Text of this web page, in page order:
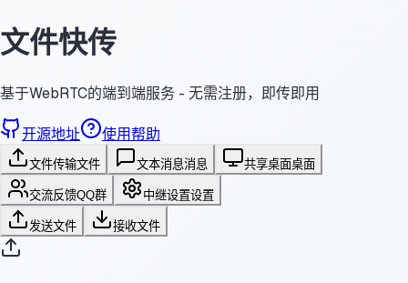
文件快传
基于WebRTC的端到端服务 - 无需注册，即传即用
开源地址 使用帮助
文件传输文件 文本消息消息 共享桌面桌面
交流反馈QQ群 中继设置设置
发送文件 接收文件